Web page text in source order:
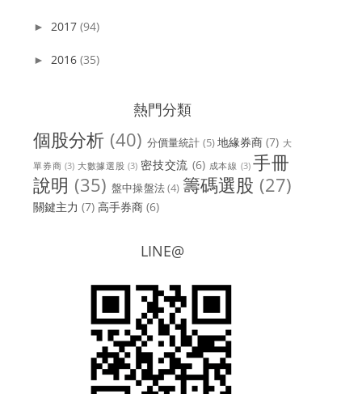
► 2017 (94)
► 2016 (35)
熱門分類
個股分析 (40) 分價量統計 (5)地緣券商 (7) 大
單券商 (3) 大數據選股 (3) 密技交流 (6) 成本線 (3) 手冊
說明 (35) 盤中操盤法(4) 籌碼選股 (27)
關鍵主力 (7) 高手券商 (6)
LINE@